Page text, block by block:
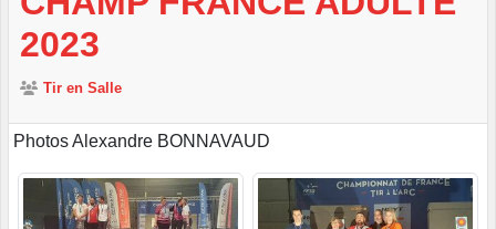
2023
Tir en Salle
Photos Alexandre BONNAVAUD